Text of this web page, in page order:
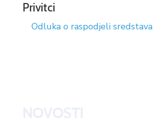
Privitci
Odluka o raspodjeli sredstava